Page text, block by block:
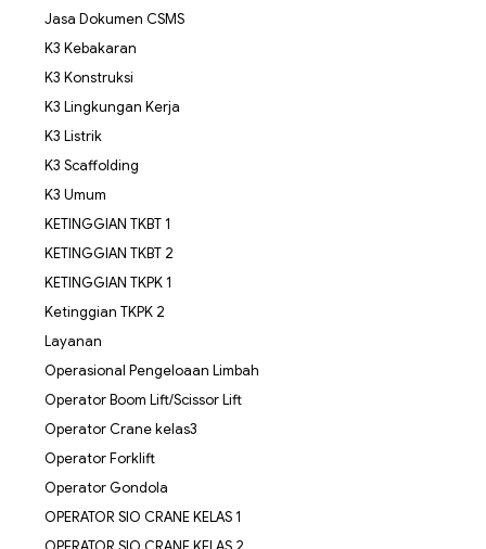
Jasa Dokumen CSMS
K3 Kebakaran
K3 Konstruksi
K3 Lingkungan Kerja
K3 Listrik
K3 Scaffolding
K3 Umum
KETINGGIAN TKBT 1
KETINGGIAN TKBT 2
KETINGGIAN TKPK 1
Ketinggian TKPK 2
Layanan
Operasional Pengeloaan Limbah
Operator Boom Lift/Scissor Lift
Operator Crane kelas3
Operator Forklift
Operator Gondola
OPERATOR SIO CRANE KELAS 1